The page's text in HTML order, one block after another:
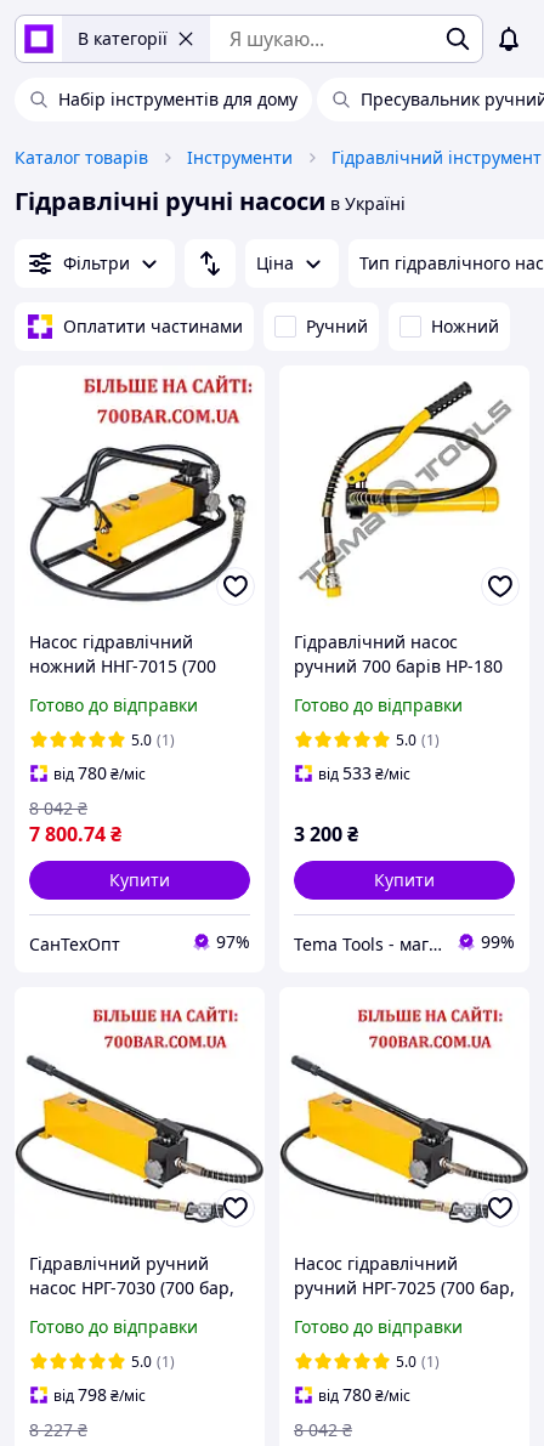
В категорії
Набір інструментів для дому Пресувальник
Каталог товарів Інструменти Гідравлічний інструмент
Гідравлічні ручні насоси в Україні
Фільтри Ціна Тип гідравлічного
Оплатити частинами Ручний Ножний
Насос гідравлічний
ножний ННГ-7015 (700
Готово до відправки
5.0 (1)
від780₴/міс
7 800.74₴
8 042 ₴
Купити
СанТехОпт 97%
Гідравлічний насос
ручний 700 барів HP-180
Готово до відправки
5.0 (1)
від533₴/міс
3 200₴
Купити
Tema Tools - магазин електромонтажної продукції 99%
Гідравлічний ручний
насос НРГ-7030 (700 бар,
Готово до відправки
5.0 (1)
від798₴/міс
8 227 ₴
Насос гідравлічний
ручний НРГ-7025 (700 бар,
Готово до відправки
5.0 (1)
від780₴/міс
8 042 ₴